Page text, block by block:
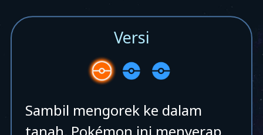
Versi
Sambil mengorek ke dalam